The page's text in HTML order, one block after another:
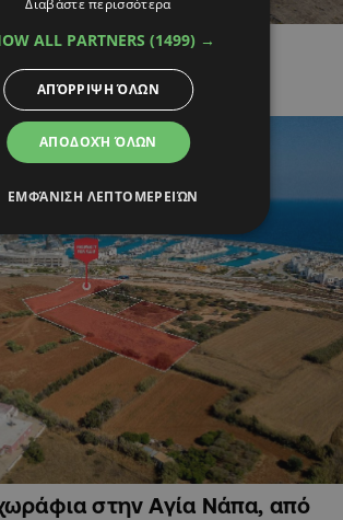
στην Αλαμινό,
στην Αγία Νάπα, από
ALL PARTNERS (1499) →
ΑΠΟΔΟΧΉ ΌΛΩΝ
ΑΠΌΡΡΙΨΗ ΌΛΩΝ
ΕΜΦΆΝΙΣΗ ΛΕΠΤΟΜΕΡΕΙΏΝ